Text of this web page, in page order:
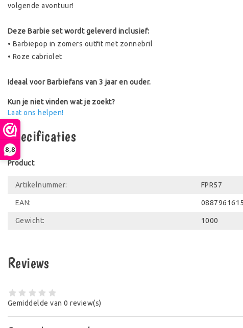
8,8
volgende avontuur!
Deze Barbie set wordt geleverd inclusief:
• Barbiepop in zomers outfit met zonnebril
• Roze cabriolet
Ideaal voor Barbiefans van 3 jaar en ouder.
Kun je niet vinden wat je zoekt?
Laat ons helpen!
Specificaties
Product
Artikelnummer: FPR57
EAN:
Gewicht: 1000
Reviews
Gemiddelde van 0 review(s)